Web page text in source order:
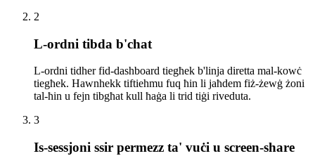
2
L-ordni tibda b'chat
L-ordni tidher fid-dashboard tiegħek b'linja diretta mal-kowċ
tiegħek. Hawnhekk tiftiehmu fuq ħin li jaħdem fiż-żewġ żoni
tal-ħin u fejn tibgħat kull ħaġa li trid tiġi riveduta.
3
Is-sessjoni ssir permezz ta' vuċi u screen-share